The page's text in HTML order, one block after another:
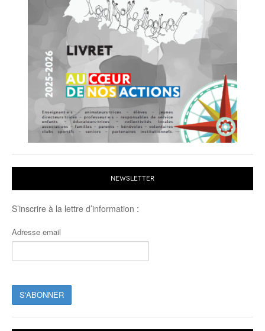
NEWSLETTER
S’inscrire à la lettre d’information :
Adresse email